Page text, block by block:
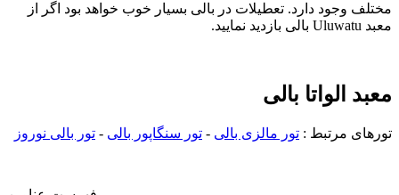
مختلف وجود دارد. تعطیلات در بالی بسیار خوب خواهد بود اگر از
معبد Uluwatu بالی بازدید نمایید.
معبد الواتا بالی
تورهای مرتبط : تور مالزی بالی - تور سنگاپور بالی - تور بالی نوروز